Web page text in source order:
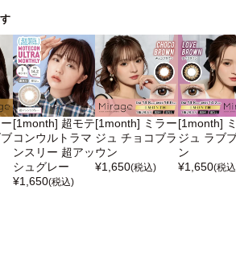
[1month] 超モテ
コンウルトラマ
ンスリー 超アッ
シュグレー
¥1,650(税込)
[1month] ミラー
ジュ チョコブラ
ウン
¥1,650(税込)
[1month]
ジュ ラブ
ン
¥1,650(税